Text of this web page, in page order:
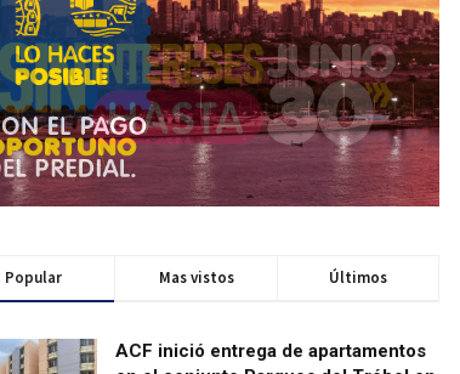
Popular Mas vistos Últimos
ACF inició entrega de apartamentos